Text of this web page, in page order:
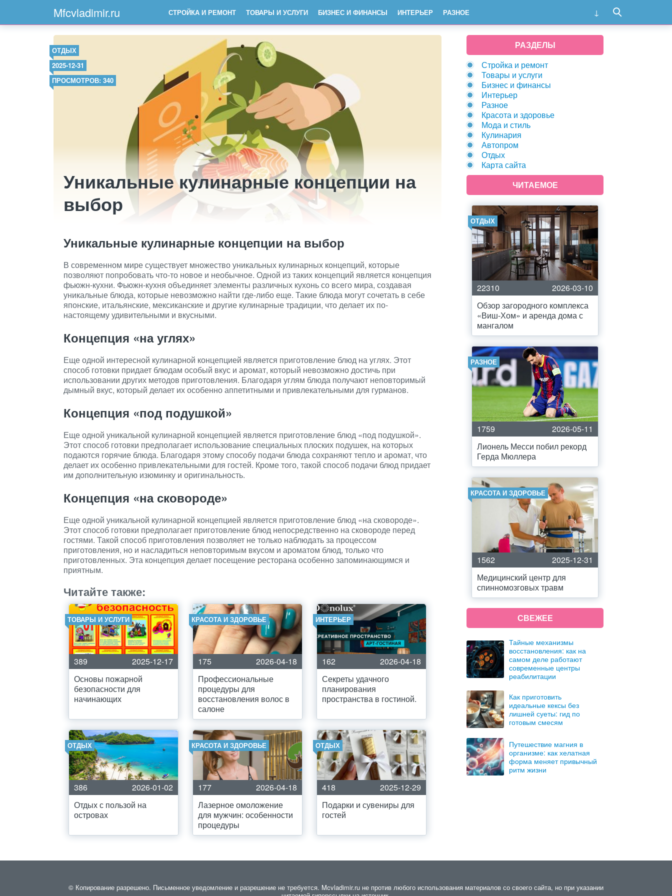
Mfcvladimir.ru СТРОЙКА И РЕМОНТ ТОВАРЫ И УСЛУГИ БИЗНЕС И ФИНАНСЫ ИНТЕРЬЕР РАЗНОЕ
ОТДЫХ
2025-12-31
ПРОСМОТРОВ: 340
Уникальные кулинарные концепции на
выбор
Уникальные кулинарные концепции на выбор
В современном мире существует множество уникальных кулинарных концепций, которые
позволяют попробовать что-то новое и необычное. Одной из таких концепций является концепция
фьюжн-кухни. Фьюжн-кухня объединяет элементы различных кухонь со всего мира, создавая
уникальные блюда, которые невозможно найти где-либо еще. Такие блюда могут сочетать в себе
японские, итальянские, мексиканские и другие кулинарные традиции, что делает их по-
настоящему удивительными и вкусными.
Концепция «на углях»
Еще одной интересной кулинарной концепцией является приготовление блюд на углях. Этот
способ готовки придает блюдам особый вкус и аромат, который невозможно достичь при
использовании других методов приготовления. Благодаря углям блюда получают неповторимый
дымный вкус, который делает их особенно аппетитными и привлекательными для гурманов.
Концепция «под подушкой»
Еще одной уникальной кулинарной концепцией является приготовление блюд «под подушкой».
Этот способ готовки предполагает использование специальных плоских подушек, на которых
подаются горячие блюда. Благодаря этому способу подачи блюда сохраняют тепло и аромат, что
делает их особенно привлекательными для гостей. Кроме того, такой способ подачи блюд придает
им дополнительную изюминку и оригинальность.
Концепция «на сковороде»
Еще одной уникальной кулинарной концепцией является приготовление блюд «на сковороде».
Этот способ готовки предполагает приготовление блюд непосредственно на сковороде перед
гостями. Такой способ приготовления позволяет не только наблюдать за процессом
приготовления, но и насладиться неповторимым вкусом и ароматом блюд, только что
приготовленных. Эта концепция делает посещение ресторана особенно запоминающимся и
приятным.
Читайте также:
ТОВАРЫ И УСЛУГИ
389
2025-12-17
Основы пожарной
безопасности для
начинающих
КРАСОТА И ЗДОРОВЬЕ
175
2026-04-18
Профессиональные
процедуры для
восстановления волос в
салоне
ИНТЕРЬЕР
162
2026-04-18
Секреты удачного
планирования
пространства в гостиной.
ОТДЫХ
386
2026-01-02
Отдых с пользой на
островах
КРАСОТА И ЗДОРОВЬЕ
177
2026-04-18
Лазерное омоложение
для мужчин: особенности
процедуры
ОТДЫХ
418
2025-12-29
Подарки и сувениры для
гостей
РАЗДЕЛЫ
Стройка и ремонт
Товары и услуги
Бизнес и финансы
Интерьер
Разное
Красота и здоровье
Мода и стиль
Кулинария
Автопром
Отдых
Карта сайта
ЧИТАЕМОЕ
ОТДЫХ
22310
2026-03-10
Обзор загородного комплекса
«Виш-Хом» и аренда дома с
мангалом
РАЗНОЕ
1759
2026-05-11
Лионель Месси побил рекорд
Герда Мюллера
КРАСОТА И ЗДОРОВЬЕ
1562
2025-12-31
Медицинский центр для
спинномозговых травм
СВЕЖЕЕ
Тайные механизмы
восстановления: как на
самом деле работают
современные центры
реабилитации
Как приготовить
идеальные кексы без
лишней суеты: гид по
готовым смесям
Путешествие магния в
организме: как хелатная
форма меняет привычный
ритм жизни
© Копирование разрешено. Письменное уведомление и разрешение не требуется. Mcvladimir.ru не против любого использования материалов со своего сайта, но при указании